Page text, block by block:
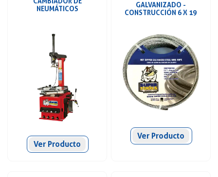
NEUMÁTICOS
Ver Producto
GALVANIZADO -
CONSTRUCCIÓN 6 X 19
Ver Producto